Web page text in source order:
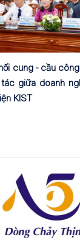
cung - cầu
giữa doanh
KIST